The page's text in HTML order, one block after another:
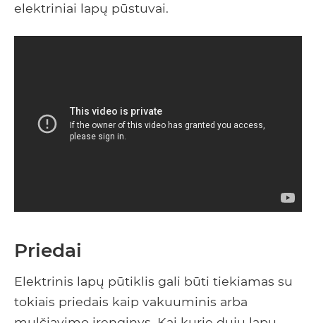
elektriniai lapų pūstuvai.
Priedai
Elektrinis lapų pūtiklis gali būti tiekiamas su
tokiais priedais kaip vakuuminis arba